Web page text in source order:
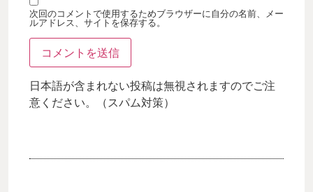
次回のコメントで使用するためブラウザーに自分の名前、メー
ルアドレス、サイトを保存する。
日本語が含まれない投稿は無視されますのでご注
意ください。（スパム対策）